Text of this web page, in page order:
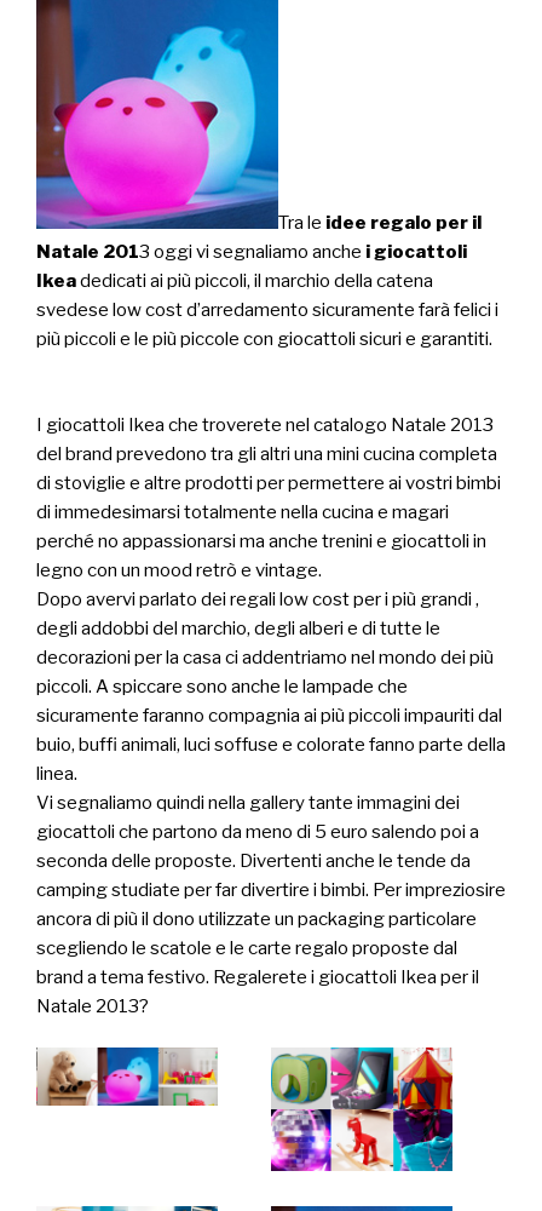
Tra le idee regalo per il
Natale 2013 oggi vi segnaliamo anche i giocattoli
Ikeadedicati ai più piccoli, il marchio della catena
svedese low cost d’arredamento sicuramente farà felici i
più piccoli e le più piccole con giocattoli sicuri e garantiti.
I giocattoli Ikea che troverete nel catalogo Natale 2013
del brand prevedono tra gli altri una mini cucina completa
di stoviglie e altre prodotti per permettere ai vostri bimbi
di immedesimarsi totalmente nella cucina e magari
perché no appassionarsi ma anche trenini e giocattoli in
legno con un mood retrò e vintage.
Dopo avervi parlato dei regali low cost per i più grandi ,
degli addobbi del marchio, degli alberi e di tutte le
decorazioni per la casa ci addentriamo nel mondo dei più
piccoli. A spiccare sono anche le lampade che
sicuramente faranno compagnia ai più piccoli impauriti dal
buio, buffi animali, luci soffuse e colorate fanno parte della
linea.
Vi segnaliamo quindi nella gallery tante immagini dei
giocattoli che partono da meno di 5 euro salendo poi a
seconda delle proposte. Divertenti anche le tende da
camping studiate per far divertire i bimbi. Per impreziosire
ancora di più il dono utilizzate un packaging particolare
scegliendo le scatole e le carte regalo proposte dal
brand a tema festivo. Regalerete i giocattoli Ikea per il
Natale 2013?